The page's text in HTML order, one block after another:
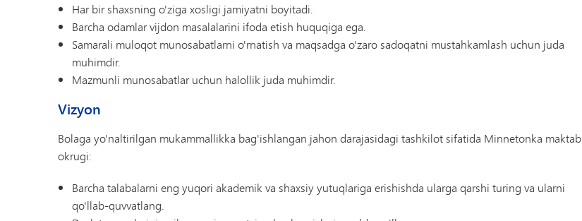
Har bir shaxsning o'ziga xosligi jamiyatni boyitadi.
Barcha odamlar vijdon masalalarini ifoda etish huquqiga ega.
Samarali muloqot munosabatlarni o'rnatish va maqsadga o'zaro sadoqatni mustahkamlash uchun juda
muhimdir.
Mazmunli munosabatlar uchun halollik juda muhimdir.
Vizyon
Bolaga yo'naltirilgan mukammallikka bag'ishlangan jahon darajasidagi tashkilot sifatida Minnetonka maktab
okrugi:
Barcha talabalarni eng yuqori akademik va shaxsiy yutuqlariga erishishda ularga qarshi turing va ularni
qo'llab-quvvatlang.